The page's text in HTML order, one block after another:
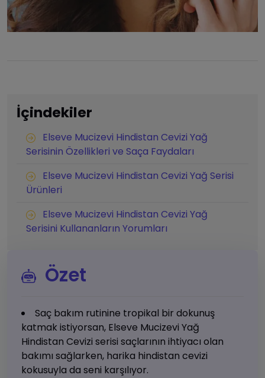
İçindekiler
Elseve Mucizevi Hindistan Cevizi Yağ
Serisinin Özellikleri ve Saça Faydaları
Elseve Mucizevi Hindistan Cevizi Yağ Serisi
Ürünleri
Elseve Mucizevi Hindistan Cevizi Yağ
Serisini Kullananların Yorumları
Özet
Saç bakım rutinine tropikal bir dokunuş
katmak istiyorsan, Elseve Mucizevi Yağ
Hindistan Cevizi serisi saçlarının ihtiyacı olan
bakımı sağlarken, harika hindistan cevizi
kokusuyla da seni karşılıyor.